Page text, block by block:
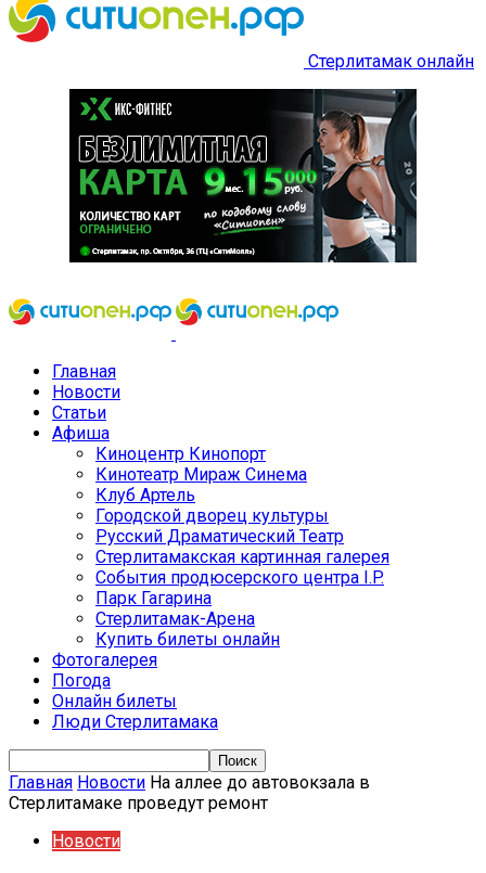
Стерлитамак онлайн
Главная
Новости
Статьи
Афиша
Киноцентр Кинопорт
Кинотеатр Мираж Синема
Клуб Артель
Городской дворец культуры
Русский Драматический Театр
Стерлитамакская картинная галерея
События продюсерского центра I.P.
Парк Гагарина
Стерлитамак-Арена
Купить билеты онлайн
Фотогалерея
Погода
Онлайн билеты
Люди Стерлитамака
Главная Новости На аллее до автовокзала в
Стерлитамаке проведут ремонт
Новости